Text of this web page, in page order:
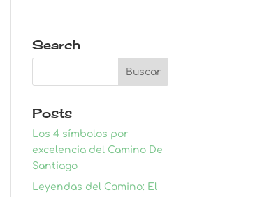
Search
Posts
Los 4 símbolos por
excelencia del Camino De
Santiago
Leyendas del Camino: El